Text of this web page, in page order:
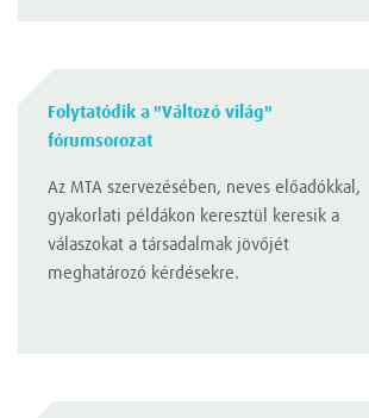
Folytatódik a "Változó világ"
fórumsorozat
Az MTA szervezésében, neves előadókkal,
gyakorlati példákon keresztül keresik a
válaszokat a társadalmak jövőjét
meghatározó kérdésekre.